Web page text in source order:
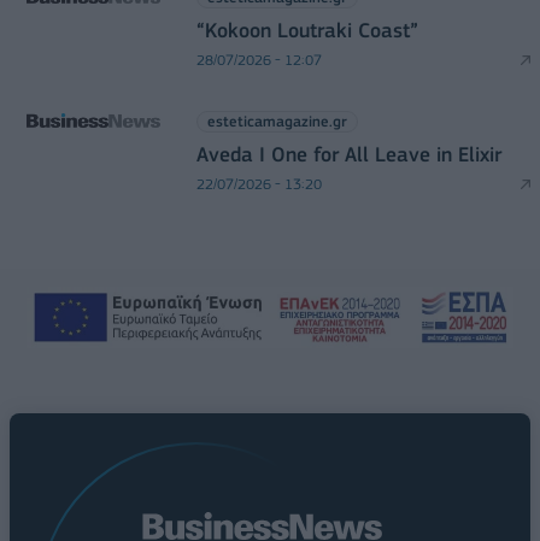
“Kokoon Loutraki Coast”
28/07/2026 - 12:07
esteticamagazine.gr
Aveda I One for All Leave in Elixir
22/07/2026 - 13:20